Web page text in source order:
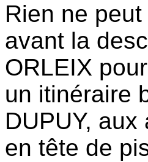
Rien ne
avant la
ORLEIX
un itinéraire
DUPUY,
en tête de